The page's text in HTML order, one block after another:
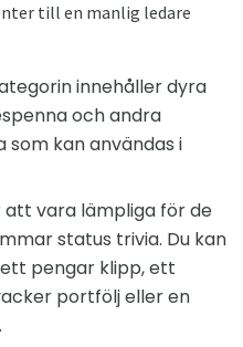
till en manlig ledare
innehåller dyra
och andra
kan användas i
att vara lämpliga för de
status trivia. Du kan
pengar klipp, ett
portfölj eller en